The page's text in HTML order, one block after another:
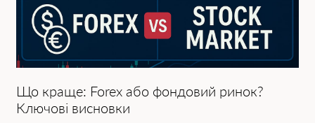
Що краще: Forex або фондовий ринок?
Ключові висновки